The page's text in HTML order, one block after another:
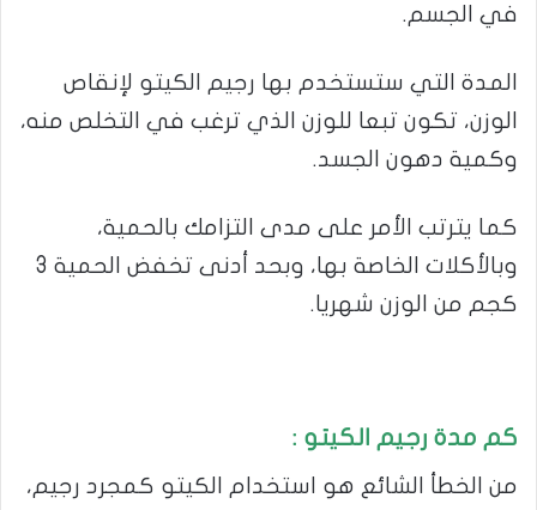
في الجسم.
المدة التي ستستخدم بها رجيم الكيتو لإنقاص
الوزن، تكون تبعا للوزن الذي ترغب في التخلص منه،
وكمية دهون الجسد.
كما يترتب الأمر على مدى التزامك بالحمية،
وبالأكلات الخاصة بها، وبحد أدنى تخفض الحمية 3
كجم من الوزن شهريا.
كم مدة رجيم الكيتو :
من الخطأ الشائع هو استخدام الكيتو كمجرد رجيم،